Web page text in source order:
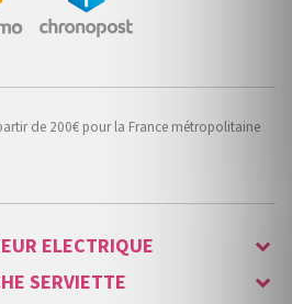
de 200€ pour la France métropolitaine
ELECTRIQUE
SERVIETTE